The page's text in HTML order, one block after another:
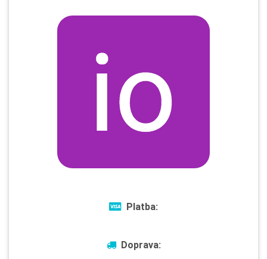
Platba:
Doprava: